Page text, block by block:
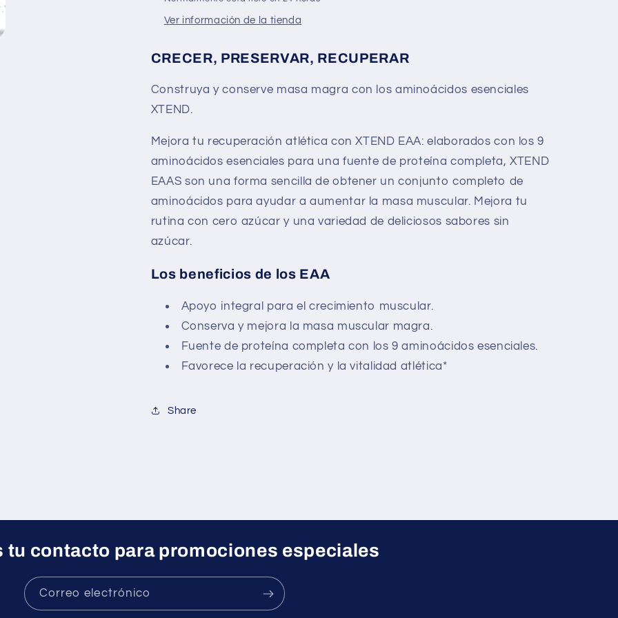
Ver información de la tienda
CRECER, PRESERVAR, RECUPERAR
Construya y conserve masa magra con los aminoácidos esenciales
XTEND.
Mejora tu recuperación atlética con XTEND EAA: elaborados con los 9
aminoácidos esenciales para una fuente de proteína completa, XTEND
EAAS son una forma sencilla de obtener un conjunto completo de
aminoácidos para ayudar a aumentar la masa muscular. Mejora tu
rutina con cero azúcar y una variedad de deliciosos sabores sin
azúcar.
Los beneficios de los EAA
Apoyo integral para el crecimiento muscular.
Conserva y mejora la masa muscular magra.
Fuente de proteína completa con los 9 aminoácidos esenciales.
Favorece la recuperación y la vitalidad atlética*
Share
tu contacto para promociones especiales
Correo electrónico